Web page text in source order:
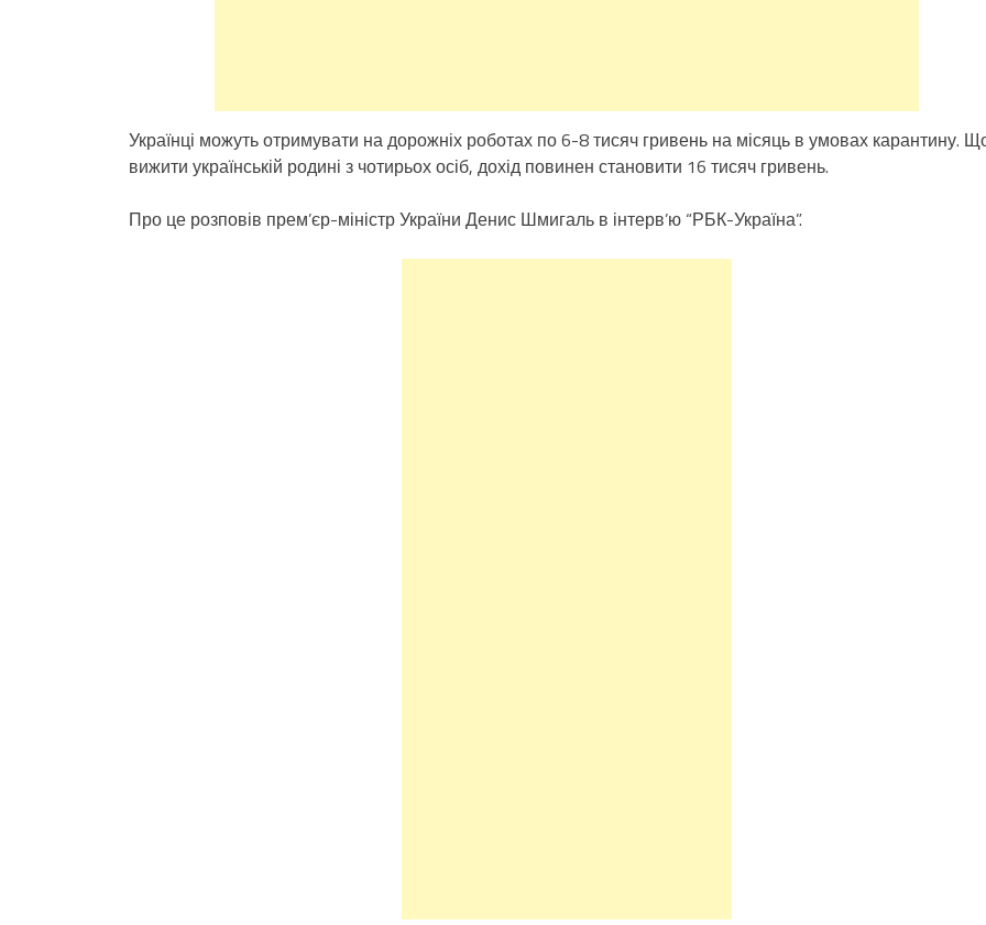
Українці можуть отримувати на дорожніх роботах по 6-8 тисяч гривень на місяць в умовах карантину.
вижити українській родині з чотирьох осіб, дохід повинен становити 16 тисяч гривень.
Про це розповів прем’єр-міністр України Денис Шмигаль в інтерв’ю “РБК-Україна”.